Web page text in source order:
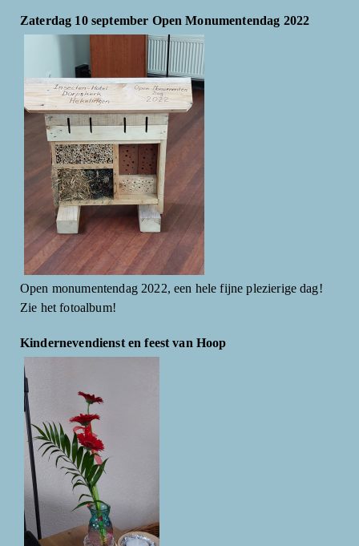
Zaterdag 10 september Open Monumentendag 2022
Open monumentendag 2022, een hele fijne plezierige dag!
Zie het fotoalbum!
Kindernevendienst en feest van Hoop